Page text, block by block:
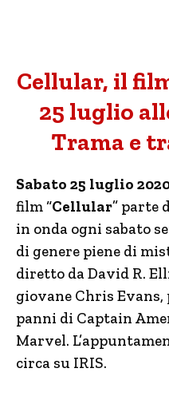
Cellular, il
25 luglio
Trama e
Sabato 25 luglio
film “Cellular” parte
in onda ogni sabato
di genere piene di
diretto da David R.
giovane Chris
panni di Captain
Marvel.
circa su IRIS.